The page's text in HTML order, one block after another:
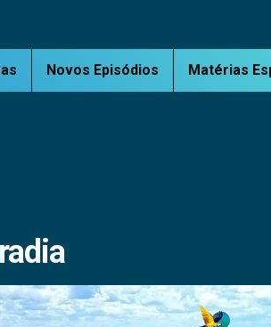
Novos Episódios Matérias